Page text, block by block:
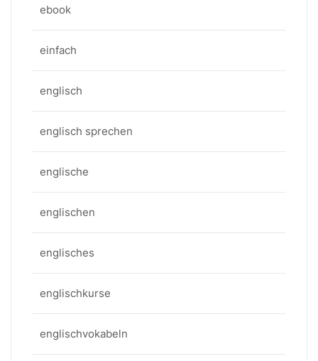
ebook
einfach
englisch
englisch sprechen
englische
englischen
englisches
englischkurse
englischvokabeln